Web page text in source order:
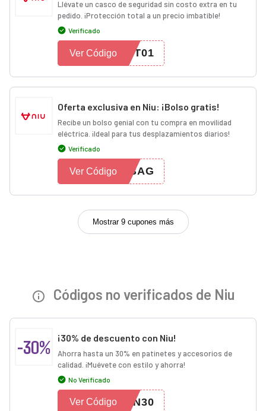
Llévate un casco de seguridad sin costo extra en tu
pedido. ¡Protección total a un precio imbatible!
Verificado
ET01
Ver Código
Oferta exclusiva en Niu: ¡Bolso gratis!
Recibe un bolso genial con tu compra en movilidad
eléctrica. ¡Ideal para tus desplazamientos diarios!
Verificado
UBAG
Ver Código
Mostrar 9 cupones más
Códigos no verificados de Niu
-30% ¡30% de descuento con Niu!
Ahorra hasta un 30% en patinetes y accesorios de
calidad. ¡Muévete con estilo y ahorra!
No Verificado
TN30
Ver Código